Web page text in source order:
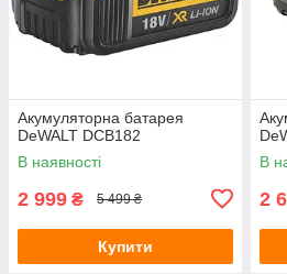
Акумуляторна батарея
DeWALT DCB182
В наявності
2 999 ₴ 5 499 ₴
Купити
В
2